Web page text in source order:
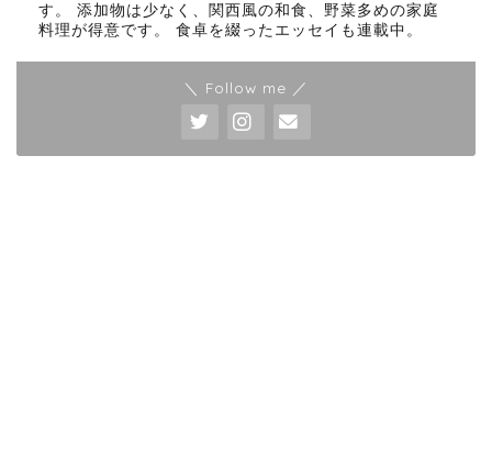
す。 添加物は少なく、関西風の和食、野菜多めの家庭
料理が得意です。 食卓を綴ったエッセイも連載中。
＼ Follow me ／